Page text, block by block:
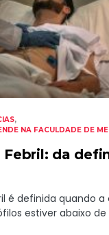
NA FACULDADE DE
da
é definida quando
estiver abaixo